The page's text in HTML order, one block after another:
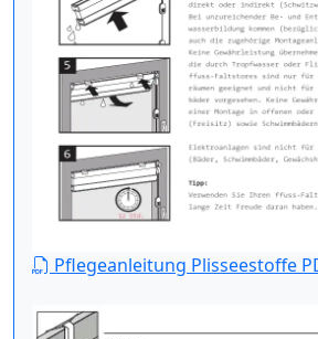
Pflegeanleitung Plisseestoffe